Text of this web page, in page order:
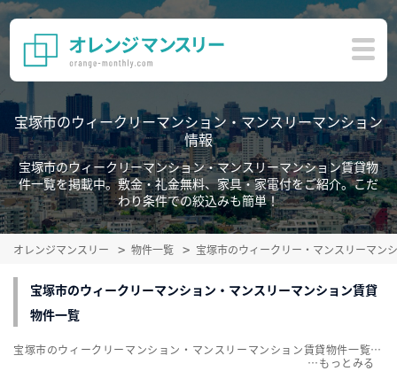
宝塚市のウィークリーマンション・マンスリーマンション
情報
宝塚市のウィークリーマンション・マンスリーマンション賃貸物
件一覧を掲載中。敷金・礼金無料、家具・家電付をご紹介。こだ
わり条件での絞込みも簡単！
オレンジマンスリー 物件一覧 宝塚市のウィークリー・マンスリーマン
宝塚市のウィークリーマンション・マンスリーマンション賃貸
物件一覧
宝塚市のウィークリーマンション・マンスリーマンション賃貸物件一覧を掲載中。敷金・礼金無料、家具・家電付をご紹介。こだわり条件での絞込みも簡単！
…